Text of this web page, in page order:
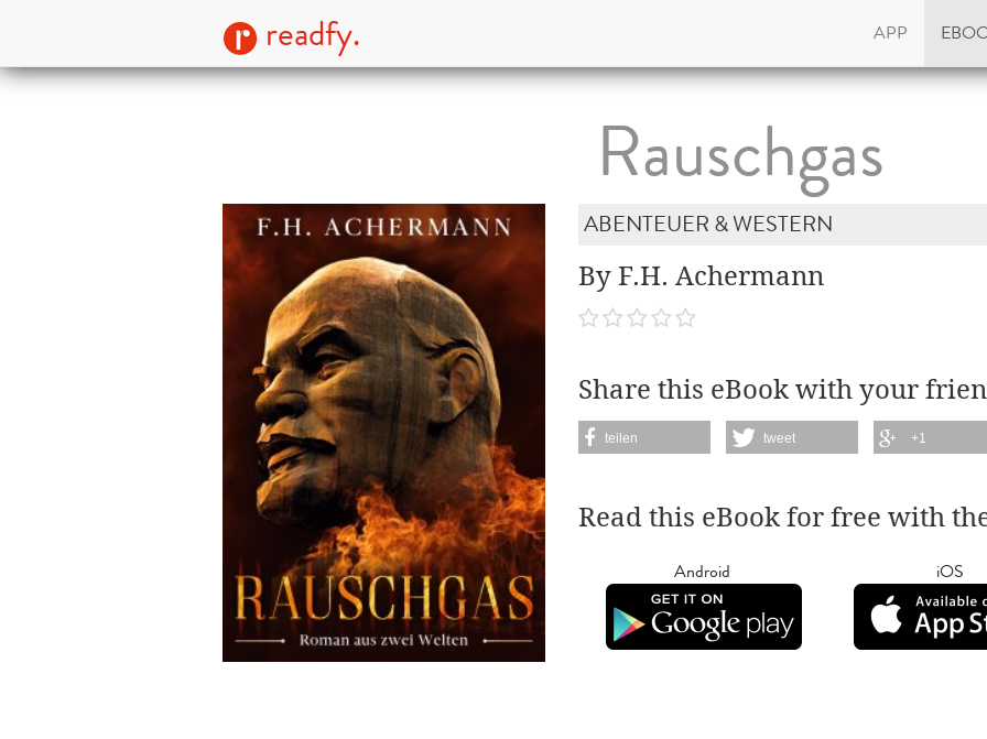
readfy. APP
Rauschgas
ABENTEUER & WESTERN
By F.H. Achermann
Share this eBook with your
teilen tweet +1
Read this eBook for free with
Android iOS